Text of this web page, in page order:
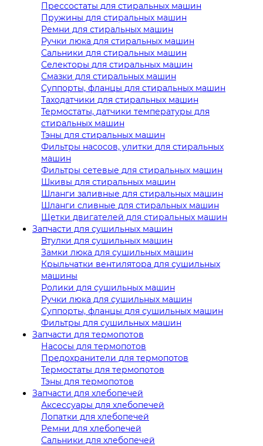
Прессостаты для стиральных машин
Пружины для стиральных машин
Ремни для стиральных машин
Ручки люка для стиральных машин
Сальники для стиральных машин
Селекторы для стиральных машин
Смазки для стиральных машин
Суппорты, фланцы для стиральных машин
Таходатчики для стиральных машин
Термостаты, датчики температуры для
стиральных машин
Тэны для стиральных машин
Фильтры насосов, улитки для стиральных
машин
Фильтры сетевые для стиральных машин
Шкивы для стиральных машин
Шланги заливные для стиральных машин
Шланги сливные для стиральных машин
Щетки двигателей для стиральных машин
Запчасти для сушильных машин
Втулки для сушильных машин
Замки люка для сушильных машин
Крыльчатки вентилятора для сушильных
машины
Ролики для сушильных машин
Ручки люка для сушильных машин
Суппорты, фланцы для сушильных машин
Фильтры для сушильных машин
Запчасти для термопотов
Насосы для термопотов
Предохранители для термопотов
Термостаты для термопотов
Тэны для термопотов
Запчасти для хлебопечей
Аксессуары для хлебопечей
Лопатки для хлебопечей
Ремни для хлебопечей
Сальники для хлебопечей